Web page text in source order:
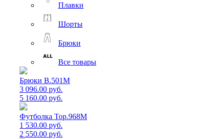
Плавки
Шорты
Брюки
Все товары
Брюки B.501M
3 096.00 руб.
5 160.00 руб.
Футболка Top.968M
1 530.00 руб.
2 550.00 руб.